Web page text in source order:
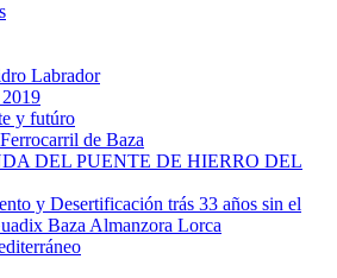
Labrador
y futúro
de Baza
DEL PUENTE DE HIERRO DEL
y Desertificación trás 33 años sin el
Baza Almanzora Lorca